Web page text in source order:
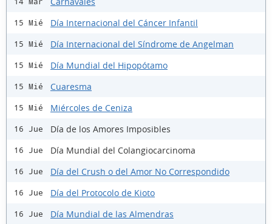
15 Mié Día Internacional del Cáncer Infantil
15 Mié Día Internacional del Síndrome de Angelman
15 Mié Día Mundial del Hipopótamo
15 Mié Cuaresma
15 Mié Miércoles de Ceniza
16 Jue Día de los Amores Imposibles
16 Jue Día Mundial del Colangiocarcinoma
16 Jue Día del Crush o del Amor No Correspondido
16 Jue Día del Protocolo de Kioto
16 Jue Día Mundial de las Almendras